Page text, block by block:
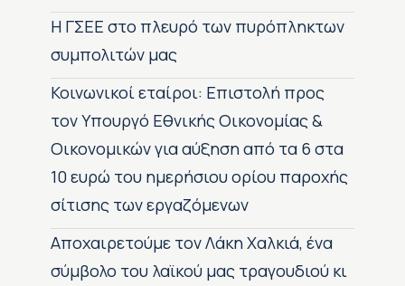
H ΓΣΕΕ στο πλευρό των πυρόπληκτων
συμπολιτών μας
Κοινωνικοί εταίροι: Επιστολή προς
τον Υπουργό Εθνικής Οικονομίας &
Οικονομικών για αύξηση από τα 6 στα
10 ευρώ του ημερήσιου ορίου παροχής
σίτισης των εργαζόμενων
Αποχαιρετούμε τον Λάκη Χαλκιά, ένα
σύμβολο του λαϊκού μας τραγουδιού κι